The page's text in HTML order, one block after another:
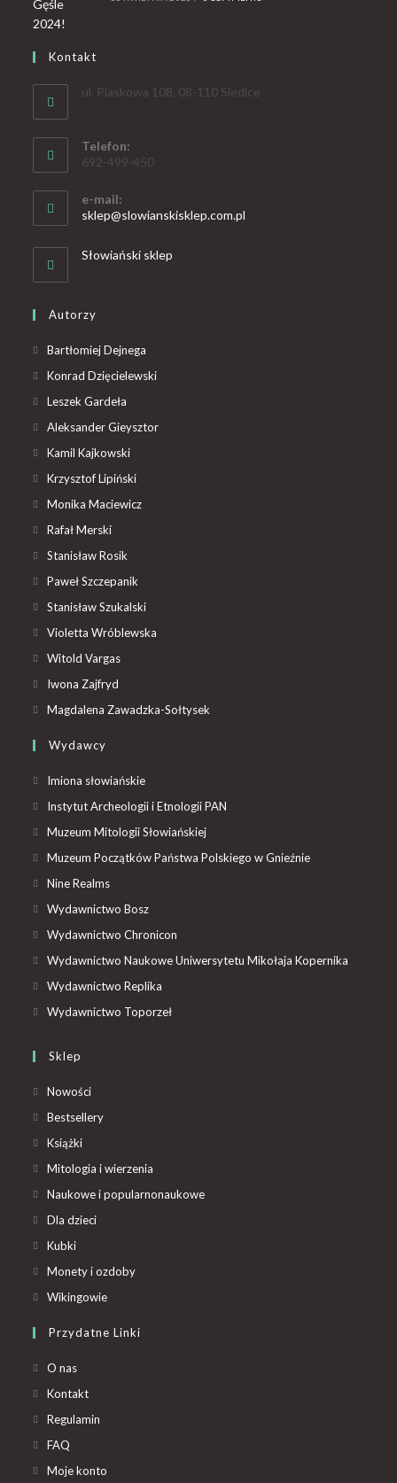
Kontakt
ul. Piaskowa 108, 08-110 Siedlce
Telefon:
692-499-450
e-mail:
sklep@slowianskisklep.com.pl
Słowiański sklep
Autorzy
Bartłomiej Dejnega
Konrad Dzięcielewski
Leszek Gardeła
Aleksander Gieysztor
Kamil Kajkowski
Krzysztof Lipiński
Monika Maciewicz
Rafał Merski
Stanisław Rosik
Paweł Szczepanik
Stanisław Szukalski
Violetta Wróblewska
Witold Vargas
Iwona Zajfryd
Magdalena Zawadzka-Sołtysek
Wydawcy
Imiona słowiańskie
Instytut Archeologii i Etnologii PAN
Muzeum Mitologii Słowiańskiej
Muzeum Początków Państwa Polskiego w Gnieźnie
Nine Realms
Wydawnictwo Bosz
Wydawnictwo Chronicon
Wydawnictwo Naukowe Uniwersytetu Mikołaja Kopernika
Wydawnictwo Replika
Wydawnictwo Toporzeł
Sklep
Nowości
Bestsellery
Książki
Mitologia i wierzenia
Naukowe i popularnonaukowe
Dla dzieci
Kubki
Monety i ozdoby
Wikingowie
Przydatne Linki
O nas
Kontakt
Regulamin
FAQ
Moje konto